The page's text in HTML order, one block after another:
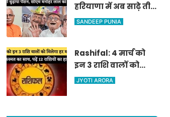
हरियाणा में अब साढ़े तीन
लाख की वार्षिक आय
सीएम मनोहर लाल का
ऐलान
SANDEEP PUNIA
Rashifal: 4 मार्च को
इन 3 राशि वालों को
मिलेगा हर मामले में
JYOTI ARORA